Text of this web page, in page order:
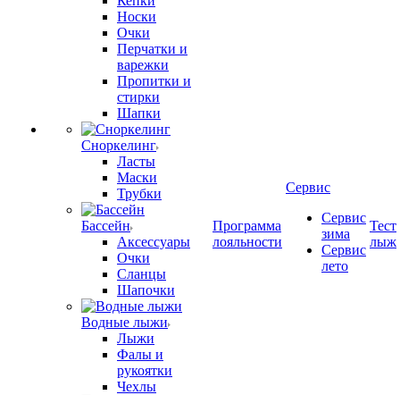
Носки
Очки
Перчатки и
варежки
Пропитки и
стирки
Шапки
Сноркелинг
Ласты
Маски
Трубки
Бассейн
Аксессуары
Очки
Сланцы
Шапочки
Водные лыжи
Лыжи
Фалы и
рукоятки
Чехлы
Программа
лояльности
Сервис
Сервис
зима
Сервис
лето
Тест
лыж